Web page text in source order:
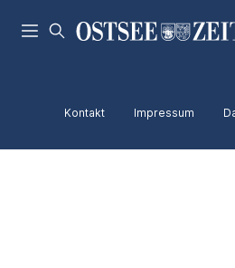
Kontakt Impressum